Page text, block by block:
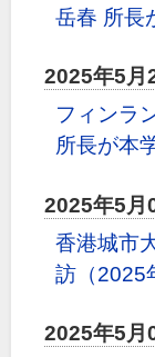
岳春 所長
2025年5月
フィンラ
所長が本
2025年5月
香港城市
訪（2025
2025年5月